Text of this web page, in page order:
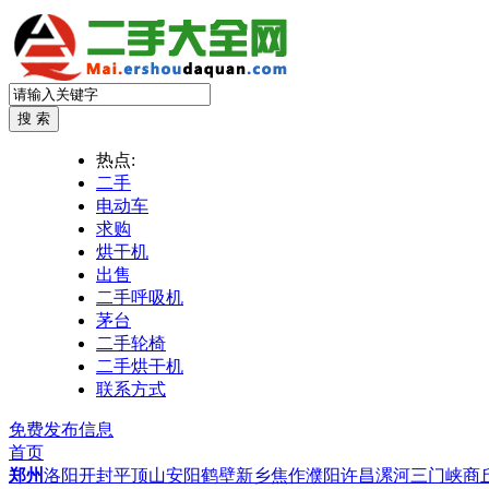
热点:
二手
电动车
求购
烘干机
出售
二手呼吸机
茅台
二手轮椅
二手烘干机
联系方式
免费发布信息
首页
郑州洛阳开封平顶山安阳鹤壁新乡焦作濮阳许昌漯河三门峡商